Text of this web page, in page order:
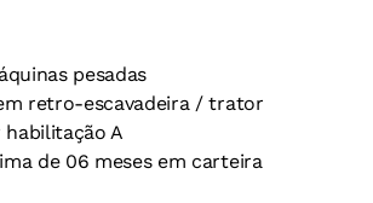
pesadas
retro-escavadeira / trator
habilitação A
de 06 meses em carteira